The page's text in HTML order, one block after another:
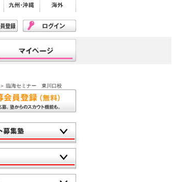
＞ 臨海セミナー 東川口校